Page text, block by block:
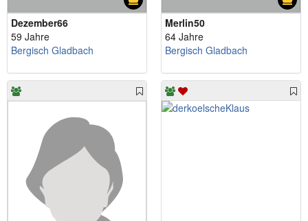
Dezember66
59 Jahre
Bergisch Gladbach
Merlin50
64 Jahre
Bergisch Gladbach